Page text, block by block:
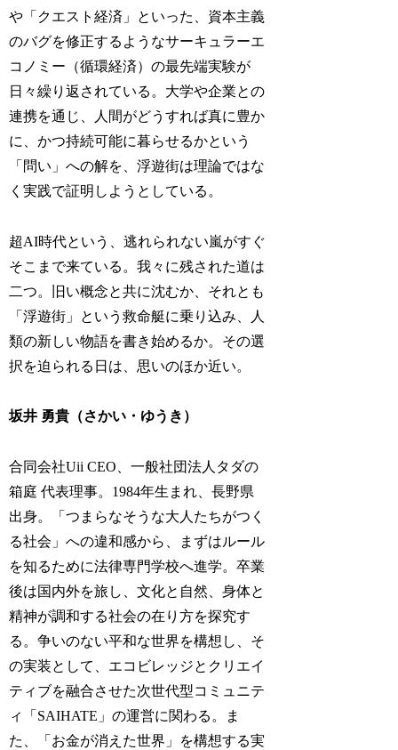
や「クエスト経済」といった、資本主義
のバグを修正するようなサーキュラーエ
コノミー（循環経済）の最先端実験が
日々繰り返されている。大学や企業との
連携を通じ、人間がどうすれば真に豊か
に、かつ持続可能に暮らせるかという
「問い」への解を、浮遊街は理論ではな
く実践で証明しようとしている。
超AI時代という、逃れられない嵐がすぐ
そこまで来ている。我々に残された道は
二つ。旧い概念と共に沈むか、それとも
「浮遊街」という救命艇に乗り込み、人
類の新しい物語を書き始めるか。その選
択を迫られる日は、思いのほか近い。
坂井 勇貴（さかい・ゆうき）
合同会社Uii CEO、一般社団法人タダの
箱庭 代表理事。1984年生まれ、長野県
出身。「つまらなそうな大人たちがつく
る社会」への違和感から、まずはルール
を知るために法律専門学校へ進学。卒業
後は国内外を旅し、文化と自然、身体と
精神が調和する社会の在り方を探究す
る。争いのない平和な世界を構想し、そ
の実装として、エコビレッジとクリエイ
ティブを融合させた次世代型コミュニテ
ィ「SAIHATE」の運営に関わる。ま
た、「お金が消えた世界」を構想する実